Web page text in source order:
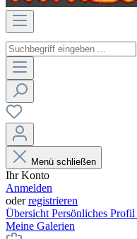
Menü schließen
Ihr Konto
Anmelden
oderregistrieren
Übersicht Persönliches Profil
Meine Galerien